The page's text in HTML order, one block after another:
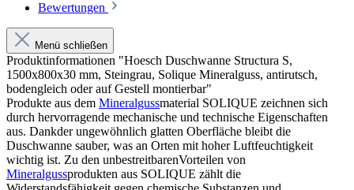
Bewertungen
Menü schließen
Produktinformationen "Hoesch Duschwanne Structura S,
1500x800x30 mm, Steingrau, Solique Mineralguss, antirutsch,
bodengleich oder auf Gestell montierbar"
Produkte aus dem Mineralgussmaterial SOLIQUE zeichnen sich
durch hervorragende mechanische und technische Eigenschaften
aus. Dankder ungewöhnlich glatten Oberfläche bleibt die
Duschwanne sauber, was an Orten mit hoher Luftfeuchtigkeit
wichtig ist. Zu den unbestreitbarenVorteilen von
Mineralgussprodukten aus SOLIQUE zählt die